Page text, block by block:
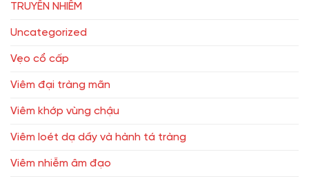
TRUYỀN NHIỄM
Uncategorized
Vẹo cổ cấp
Viêm đại tràng mãn
Viêm khớp vùng chậu
Viêm loét dạ dầy và hành tá tràng
Viêm nhiễm âm đạo